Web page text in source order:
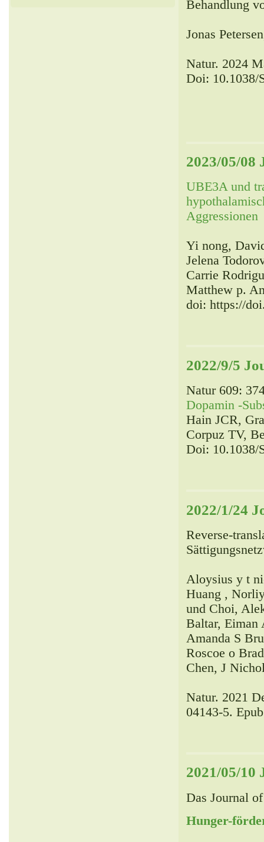
Behandlung
Jonas
Natur. 2024
Doi: 10.1038/
2023/05/08
UBE3A und
Aggressionen
Yi nong,
Jelena
Carrie
Matthew p.
doi: https://
2022/9/5
Natur 609:
Dopamin -
Hain JCR,
Corpuz TV,
Doi: 10.1038/
2022/1/24
Reverse-
Aloysius y t
Huang ,
und Choi,
Baltar, Eiman
Amanda S
Roscoe o
Chen, J
Natur. 2021
04143-5.
2021/05/10
Das Journal
Hunger-